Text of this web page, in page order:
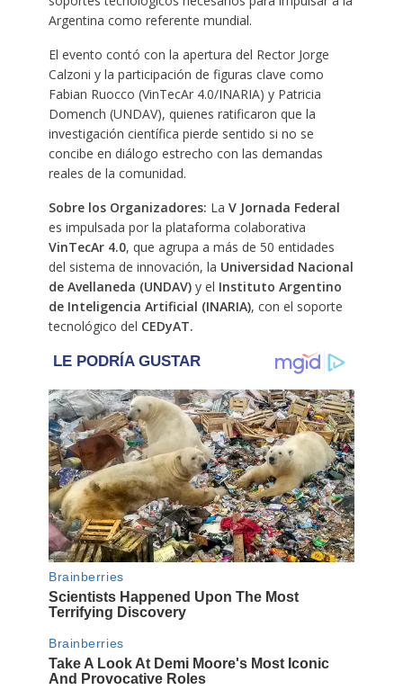
Argentina como referente mundial.
El evento contó con la apertura del Rector Jorge
Calzoni y la participación de figuras clave como
Fabian Ruocco (VinTecAr 4.0/INARIA) y Patricia
Domench (UNDAV), quienes ratificaron que la
investigación científica pierde sentido si no se
concibe en diálogo estrecho con las demandas
reales de la comunidad.
Sobre los Organizadores: La V Jornada Federal
es impulsada por la plataforma colaborativa
VinTecAr 4.0, que agrupa a más de 50 entidades
del sistema de innovación, la Universidad Nacional
de Avellaneda (UNDAV)y el Instituto Argentino
de Inteligencia Artificial (INARIA), con el soporte
tecnológico del CEDyAT.